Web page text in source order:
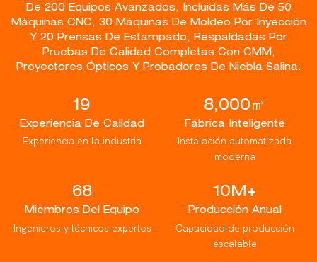
De 200 Equipos Avanzados, Incluidas Más De 50
Máquinas CNC, 30 Máquinas De Moldeo Por Inyección
Y 20 Prensas De Estampado, Respaldadas Por
Pruebas De Calidad Completas Con CMM,
Proyectores Ópticos Y Probadores De Niebla Salina.
19
Experiencia De Calidad
Experiencia en la industria
8,000㎡
Fábrica Inteligente
Instalación automatizada
moderna
68
Miembros Del Equipo
Ingenieros y técnicos expertos
10M+
Producción Anual
Capacidad de producción
escalable